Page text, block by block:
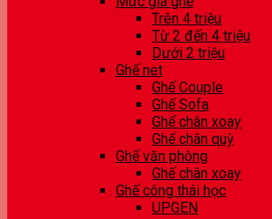
Trên 4 triệu
Từ 2 đến 4 triệu
Dưới 2 triệu
Ghế net
Ghế Couple
Ghế Sofa
Ghế chân xoay
Ghế chân quỳ
Ghế văn phòng
Ghế chân xoay
Ghế công thái học
UPGEN